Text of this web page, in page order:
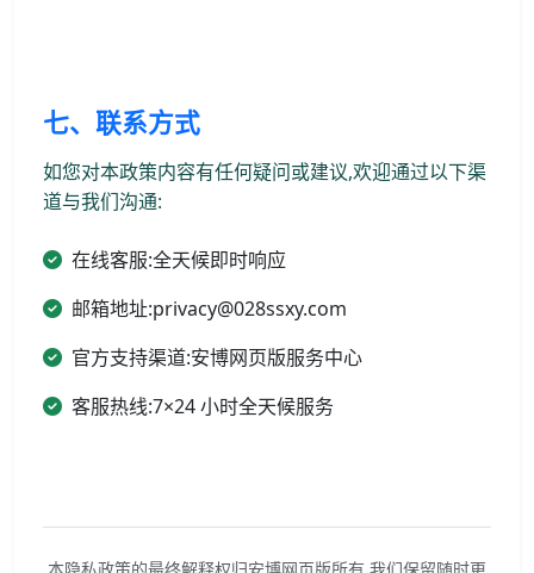
七、联系方式
如您对本政策内容有任何疑问或建议,欢迎通过以下渠
道与我们沟通:
在线客服:全天候即时响应
邮箱地址:privacy@028ssxy.com
官方支持渠道:安博网页版服务中心
客服热线:7×24 小时全天候服务